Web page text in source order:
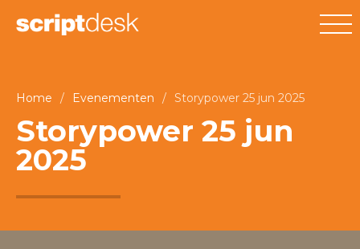
Home / Evenementen / Storypower 25 jun 2025
Storypower 25 jun
2025